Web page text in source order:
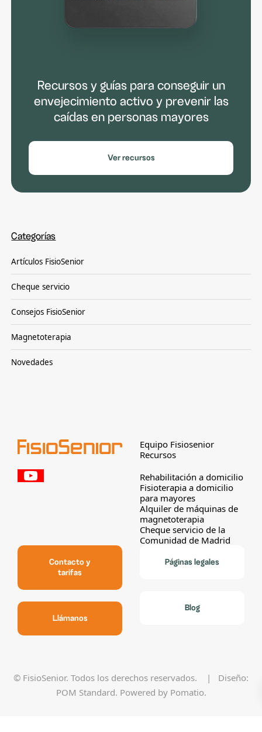
Recursos y guías para conseguir un
envejecimiento activo y prevenir las
caídas en personas mayores
Ver recursos
Categorías
Artículos FisioSenior
Cheque servicio
Consejos FisioSenior
Magnetoterapia
Novedades
Equipo Fisiosenior
Recursos
Rehabilitación a domicilio
Fisioterapia a domicilio
para mayores
Alquiler de máquinas de
magnetoterapia
Cheque servicio de la
Comunidad de Madrid
Contacto y
tarifas
Llámanos
Páginas legales
Blog
© FisioSenior. Todos los derechos reservados. | Diseño:
POM Standard. Powered by Pomatio.